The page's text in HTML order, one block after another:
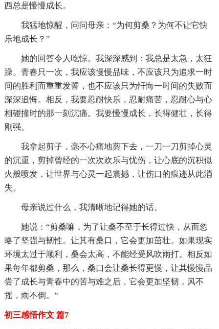
西总是慢慢成长。
我猛地惊醒，问问母亲：“为何剪桑？为何不让它快
乐地成长？”
她的回答令人吃惊。我深深感到：我总是太急，太狂
躁。青春只一次，我应该慢慢品味，不应该只为追求一时
间的胜利而重重发誓，也不应该只为忏悔一时间的失败而
深深追悔。相反，我要忍耐快乐，忍耐痛苦，忍耐心与心
相碰撞时的那一刻沉痛。我要慢慢成长，长得健壮，长得
刚强。
我拿起剪子，毫不心痛地剪下去，一刀一刀剪掉心灵
的沉重，剪掉曾经的一次次欢乐与忧伤，让心底的沉积似
火般喷发，让世界与心灵一起震撼，让伤口的痕迹从此消
失。
母亲说过什么，我清晰地记得她的话。
她说：“剪桑嘛，为了让桑不至于长得过快，从而忽
略了坚强与韧性。让其有桑口，它会更加茁壮。如果现实
环境太过于顺利，桑会太高，不能经受风吹雨打。相反如
果每年都剪桑，那么，桑口会让桑长得更慢，让其慢慢品
尝了成长与青春中的苦与难之后，它会更加坚韧，风不
摇，雨不倒。”
初三感悟作文 篇7